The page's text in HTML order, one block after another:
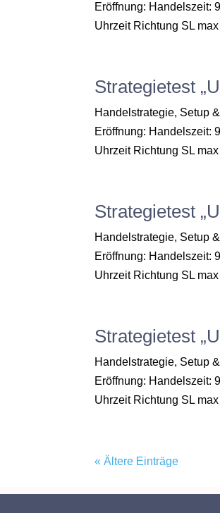
Eröffnung: Handelszeit:
Uhrzeit Richtung SL
Strategietest
Handelstrategie, Setup
Eröffnung: Handelszeit:
Uhrzeit Richtung SL
Strategietest
Handelstrategie, Setup
Eröffnung: Handelszeit:
Uhrzeit Richtung SL
Strategietest
Handelstrategie, Setup
Eröffnung: Handelszeit:
Uhrzeit Richtung SL
« Ältere Einträge